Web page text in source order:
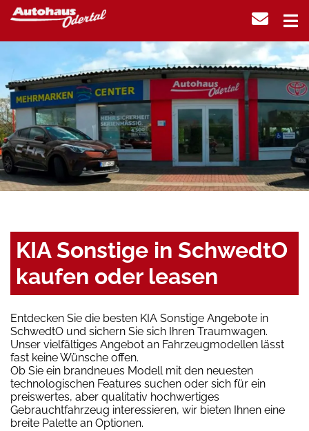
KIA Sonstige in SchwedtO
kaufen oder leasen
Entdecken Sie die besten KIA Sonstige Angebote in
SchwedtO und sichern Sie sich Ihren Traumwagen.
Unser vielfältiges Angebot an Fahrzeugmodellen lässt
fast keine Wünsche offen.
Ob Sie ein brandneues Modell mit den neuesten
technologischen Features suchen oder sich für ein
preiswertes, aber qualitativ hochwertiges
Gebrauchtfahrzeug interessieren, wir bieten Ihnen eine
breite Palette an Optionen.